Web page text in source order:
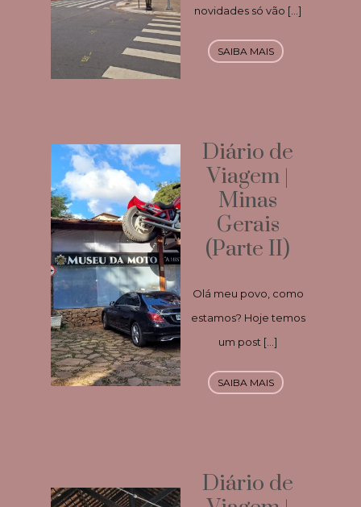
novidades só vão […]
SAIBA MAIS
Diário de
Viagem |
Minas
Gerais
(Parte II)
Olá meu povo, como
estamos? Hoje temos
um post […]
SAIBA MAIS
Diário de